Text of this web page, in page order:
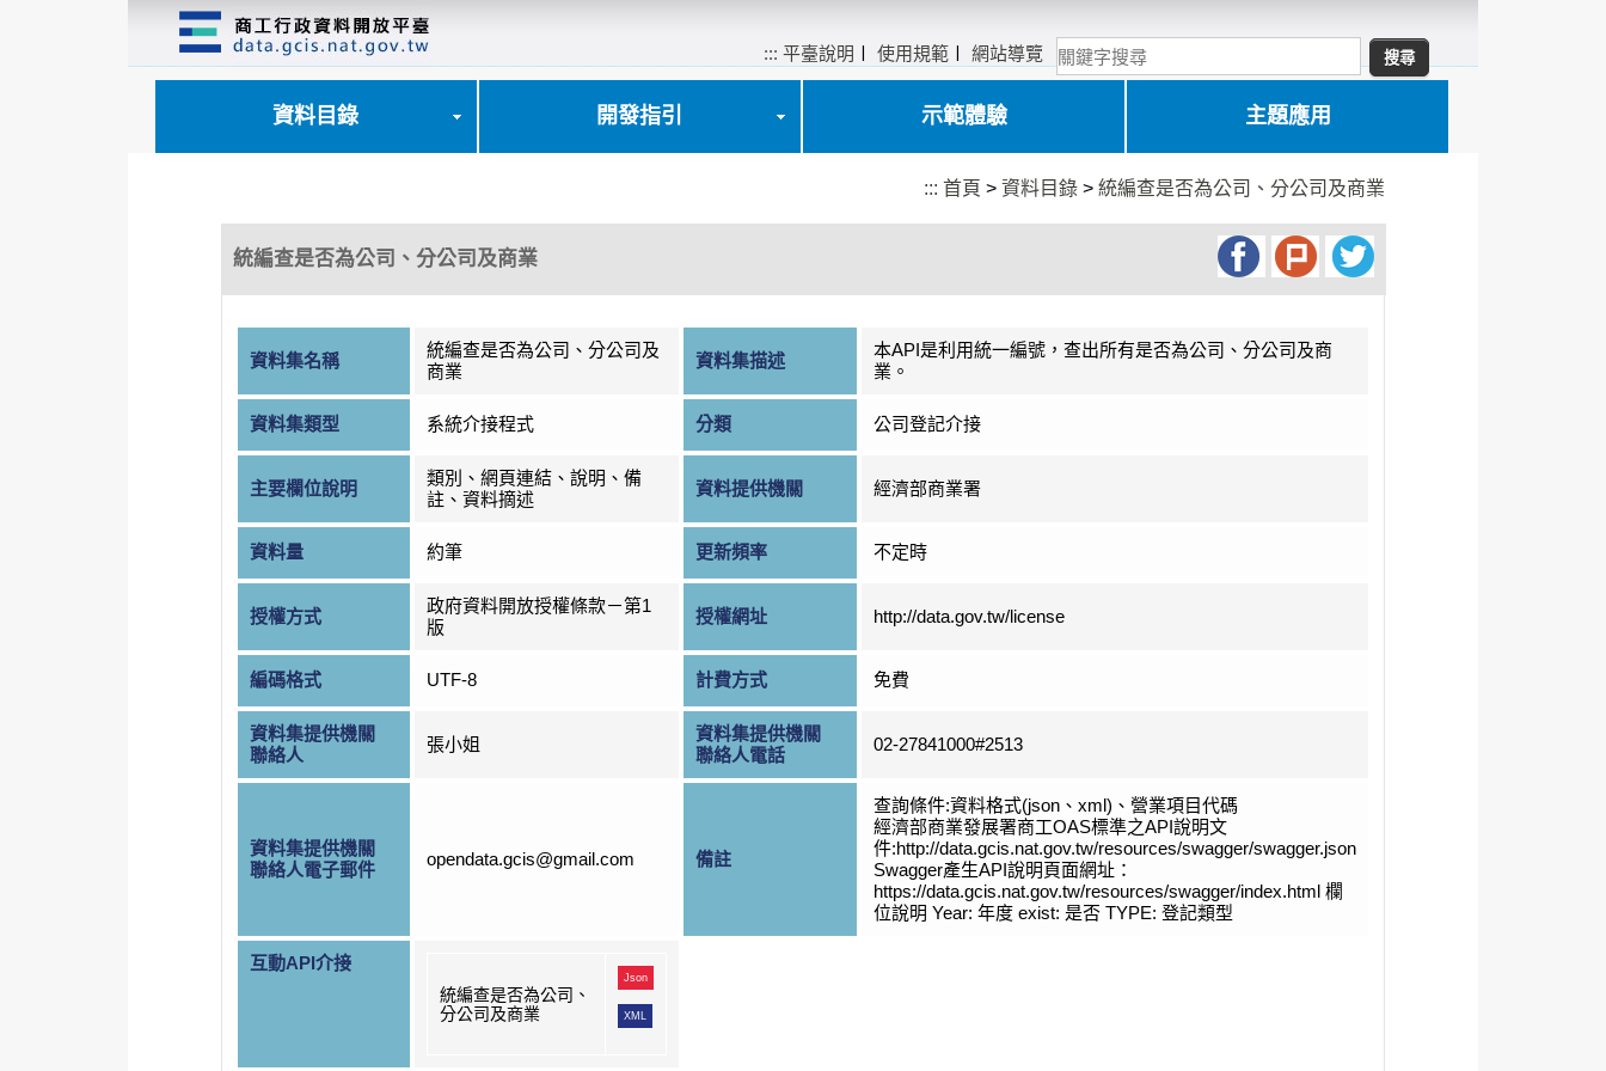
::: 平臺說明 〡使用規範 〡網站導覽
資料目錄 開發指引 示範體驗 主題應用
::: 首頁 >資料目錄 >統編查是否為公司、分公司及商業
統編查是否為公司、分公司及商業
資料集名稱
統編查是否為公司、分公司及
商業
資料集描述
本API是利用統一編號，查出所有是否為公司、分公司及商
業。
資料集類型 系統介接程式 分類 公司登記介接
主要欄位說明
類別、網頁連結、說明、備
註、資料摘述
資料提供機關 經濟部商業署
資料量 約筆 更新頻率 不定時
授權方式
政府資料開放授權條款－第1
版
授權網址 http://data.gov.tw/license
編碼格式 UTF-8 計費方式 免費
資料集提供機關
聯絡人
張小姐
資料集提供機關
聯絡人電話
02-27841000#2513
資料集提供機關
聯絡人電子郵件
opendata.gcis@gmail.com 備註
查詢條件:資料格式(json、xml)、營業項目代碼
經濟部商業發展署商工OAS標準之API說明文
件:http://data.gcis.nat.gov.tw/resources/swagger/swagger.json
Swagger產生API說明頁面網址：
https://data.gcis.nat.gov.tw/resources/swagger/index.html 欄
位說明 Year: 年度 exist: 是否 TYPE: 登記類型
互動API介接
統編查是否為公司、
分公司及商業
Json
XML